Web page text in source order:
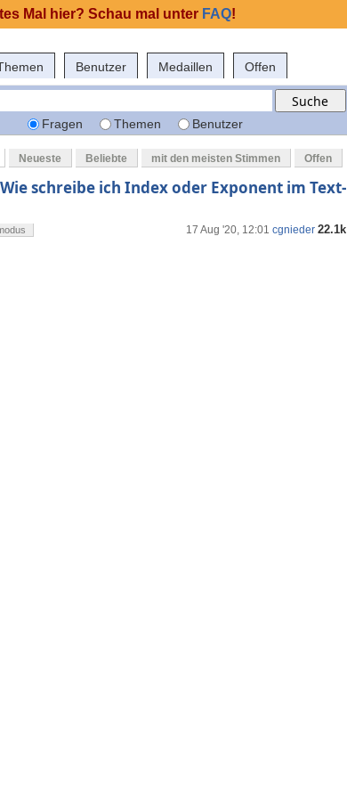
Benutzer Medaillen Offen
Fragen Themen Benutzer
Neueste Beliebte mit den meisten Stimmen Offen
schreibe ich Index oder Exponent im Text-
17 Aug '20, 12:01 cgnieder 22.1k
Mal hier? Schau mal unter FAQ!